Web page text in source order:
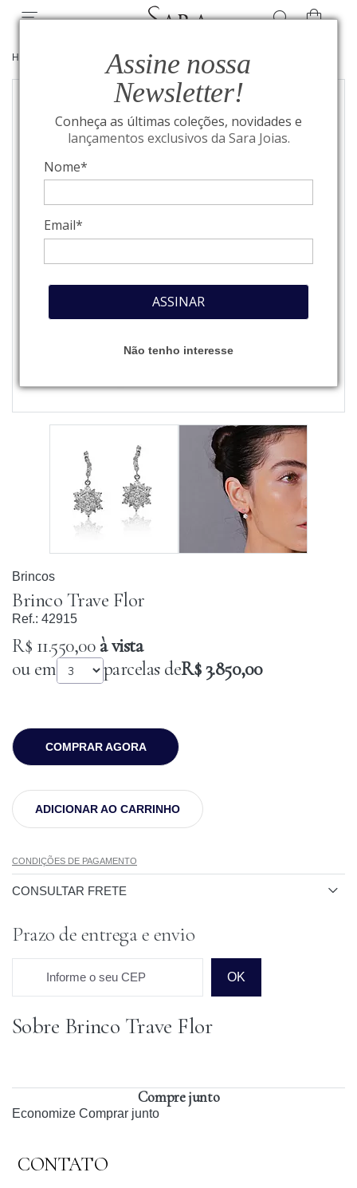
Assine nossa
Newsletter!
Conheça as últimas coleções, novidades e
lançamentos exclusivos da Sara Joias.
Nome*
Email*
ASSINAR
Não tenho interesse
HOME BRINCOS
Brincos
Brinco Trave Flor
Ref.: 42915
R$ 11.550,00à vista
ou em
parcelas deR$ 3.850,00
COMPRAR AGORA
ADICIONAR AO CARRINHO
CONDIÇÕES DE PAGAMENTO
CONSULTAR FRETE
Prazo de entrega e envio
Informe o seu CEP OK
Prazo para o CEP
Sobre Brinco Trave Flor
Compre junto
Economize Comprar junto
CONTATO